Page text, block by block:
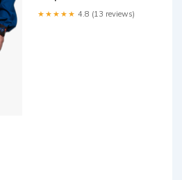
★★★★★ 4.8 (13 reviews)